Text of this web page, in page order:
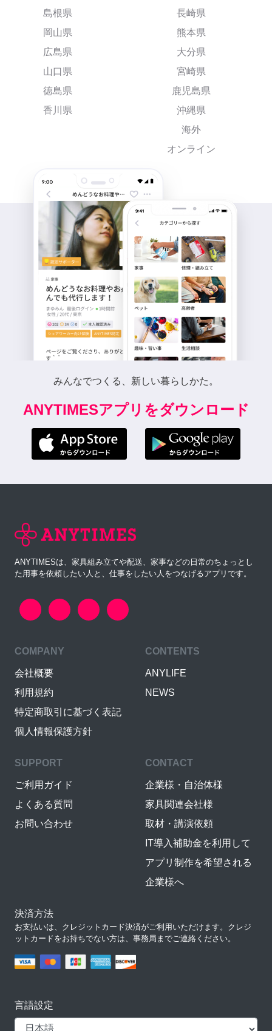
島根県
岡山県
広島県
山口県
徳島県
香川県
長崎県
熊本県
大分県
宮崎県
鹿児島県
沖縄県
海外
オンライン
みんなでつくる、新しい暮らしかた。
ANYTIMESアプリをダウンロード
ANYTIMESは、家具組み立てや配送、家事などの日常のちょっとし
た用事を依頼したい人と、仕事をしたい人をつなげるアプリです。
COMPANY
会社概要
利用規約
特定商取引に基づく表記
個人情報保護方針
CONTENTS
ANYLIFE
NEWS
SUPPORT
ご利用ガイド
よくある質問
お問い合わせ
CONTACT
企業様・自治体様
家具関連会社様
取材・講演依頼
IT導入補助金を利用して
アプリ制作を希望される
企業様へ
決済方法
お支払いは、クレジットカード決済がご利用いただけます。クレジ
ットカードをお持ちでない方は、事務局までご連絡ください。
言語設定